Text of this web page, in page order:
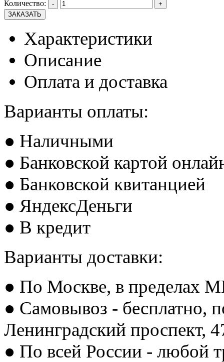
Количество: - +
Характеристики
Описание
Оплата и доставка
Варианты оплаты:
● Наличными
● Банковской картой
● Банковской квитанцией
● ЯндексДеньги
● В кредит
Варианты доставки:
● По Москве, в пределах
● Самовывоз - бесплатно,
Ленинградский проспект,
● По всей России - любой